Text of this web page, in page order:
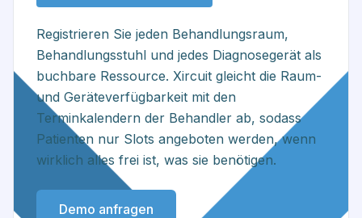
Registrieren Sie jeden Behandlungsraum,
Behandlungsstuhl und jedes Diagnosegerät als
buchbare Ressource. Xircuit gleicht die Raum-
und Geräteverfügbarkeit mit den
Terminkalendern der Behandler ab, sodass
Patienten nur Slots angeboten werden, wenn
wirklich alles frei ist, was sie benötigen.
Demo anfragen